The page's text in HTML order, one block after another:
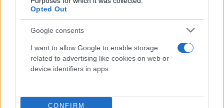
Opted Out
Google consents
I want to allow Google to enable storage
related to advertising like cookies on web or
device identifiers in apps.
CONFIRM
όνομα του νυχτερινού κέντρου Ντέρτι θα παλέψει